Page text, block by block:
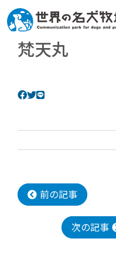
梵天丸
前の記事
次の記事